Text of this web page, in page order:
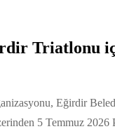
Triatlonu
Eğirdir
5 Temmuz 2026